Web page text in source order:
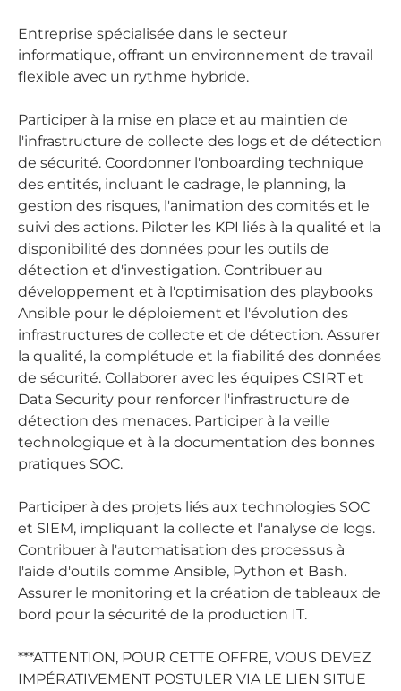
Entreprise spécialisée dans le secteur
informatique, offrant un environnement de travail
flexible avec un rythme hybride.
Participer à la mise en place et au maintien de
l'infrastructure de collecte des logs et de détection
de sécurité. Coordonner l'onboarding technique
des entités, incluant le cadrage, le planning, la
gestion des risques, l'animation des comités et le
suivi des actions. Piloter les KPI liés à la qualité et la
disponibilité des données pour les outils de
détection et d'investigation. Contribuer au
développement et à l'optimisation des playbooks
Ansible pour le déploiement et l'évolution des
infrastructures de collecte et de détection. Assurer
la qualité, la complétude et la fiabilité des données
de sécurité. Collaborer avec les équipes CSIRT et
Data Security pour renforcer l'infrastructure de
détection des menaces. Participer à la veille
technologique et à la documentation des bonnes
pratiques SOC.
Participer à des projets liés aux technologies SOC
et SIEM, impliquant la collecte et l'analyse de logs.
Contribuer à l'automatisation des processus à
l'aide d'outils comme Ansible, Python et Bash.
Assurer le monitoring et la création de tableaux de
bord pour la sécurité de la production IT.
***ATTENTION, POUR CETTE OFFRE, VOUS DEVEZ
IMPÉRATIVEMENT POSTULER VIA LE LIEN SITUE